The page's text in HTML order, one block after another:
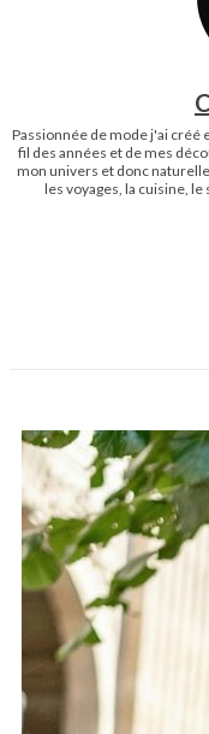
Passionnée de mode j'ai créé
fil des années et de mes
mon univers et donc
les voyages, la cuisine,